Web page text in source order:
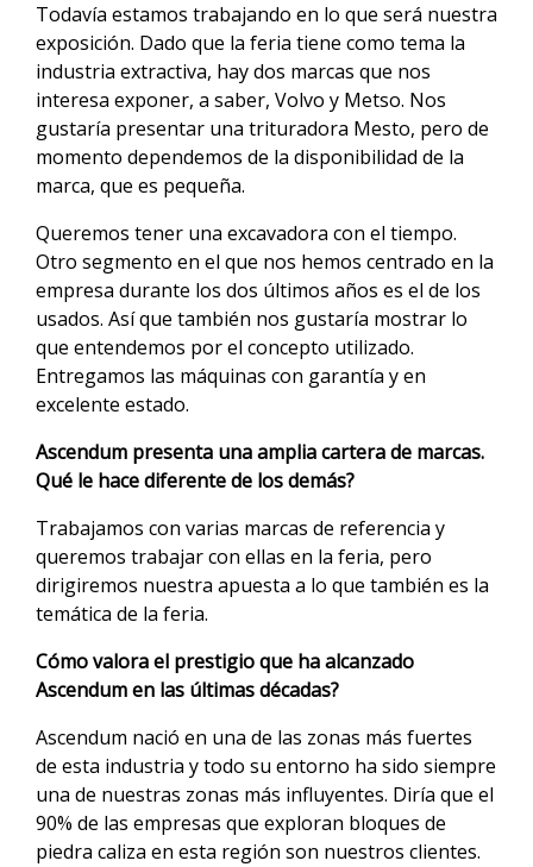
Todavía estamos trabajando en lo que será nuestra
exposición. Dado que la feria tiene como tema la
industria extractiva, hay dos marcas que nos
interesa exponer, a saber, Volvo y Metso. Nos
gustaría presentar una trituradora Mesto, pero de
momento dependemos de la disponibilidad de la
marca, que es pequeña.
Queremos tener una excavadora con el tiempo.
Otro segmento en el que nos hemos centrado en la
empresa durante los dos últimos años es el de los
usados. Así que también nos gustaría mostrar lo
que entendemos por el concepto utilizado.
Entregamos las máquinas con garantía y en
excelente estado.
Ascendum presenta una amplia cartera de marcas.
Qué le hace diferente de los demás?
Trabajamos con varias marcas de referencia y
queremos trabajar con ellas en la feria, pero
dirigiremos nuestra apuesta a lo que también es la
temática de la feria.
Cómo valora el prestigio que ha alcanzado
Ascendum en las últimas décadas?
Ascendum nació en una de las zonas más fuertes
de esta industria y todo su entorno ha sido siempre
una de nuestras zonas más influyentes. Diría que el
90% de las empresas que exploran bloques de
piedra caliza en esta región son nuestros clientes.